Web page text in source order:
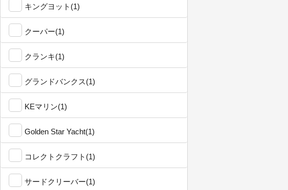
キングヨット(1)
クーパー(1)
クランキ(1)
グランドバンクス(1)
KEマリン(1)
Golden Star Yacht(1)
コレクトクラフト(1)
サードクリーバー(1)